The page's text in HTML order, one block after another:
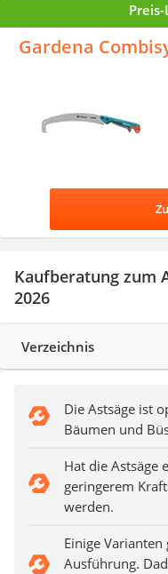
Gardena
Kaufberatung zum
2026
Verzeichnis
Die Astsäge ist
Bäumen und
Hat die Astsäge
geringerem
werden.
Einige
Ausführung.